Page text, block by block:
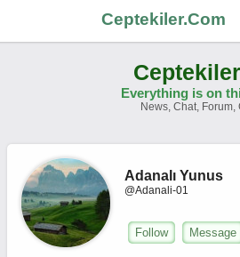
Ceptekiler.Com
Chat Rooms
Announcements
About Us
Everything is on
News, Chat, Forum,
Adanalı Yunus
@Adanali-01
Follow Message